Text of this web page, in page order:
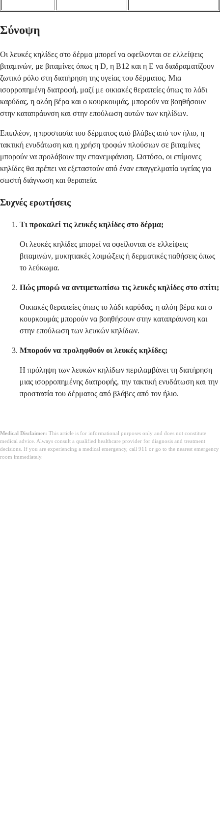
Σύνοψη
Οι λευκές κηλίδες στο δέρμα μπορεί να οφείλονται σε ελλείψεις
βιταμινών, με βιταμίνες όπως η D, η Β12 και η Ε να διαδραματίζουν
ζωτικό ρόλο στη διατήρηση της υγείας του δέρματος. Μια
ισορροπημένη διατροφή, μαζί με οικιακές θεραπείες όπως το λάδι
καρύδας, η αλόη βέρα και ο κουρκουμάς, μπορούν να βοηθήσουν
στην καταπράυνση και στην επούλωση αυτών των κηλίδων.
Επιπλέον, η προστασία του δέρματος από βλάβες από τον ήλιο, η
τακτική ενυδάτωση και η χρήση τροφών πλούσιων σε βιταμίνες
μπορούν να προλάβουν την επανεμφάνιση. Ωστόσο, οι επίμονες
κηλίδες θα πρέπει να εξεταστούν από έναν επαγγελματία υγείας για
σωστή διάγνωση και θεραπεία.
Συχνές ερωτήσεις
Τι προκαλεί τις λευκές κηλίδες στο δέρμα;
Οι λευκές κηλίδες μπορεί να οφείλονται σε ελλείψεις
βιταμινών, μυκητιακές λοιμώξεις ή δερματικές παθήσεις όπως
το λεύκωμα.
Πώς μπορώ να αντιμετωπίσω τις λευκές κηλίδες στο σπίτι;
Οικιακές θεραπείες όπως το λάδι καρύδας, η αλόη βέρα και ο
κουρκουμάς μπορούν να βοηθήσουν στην καταπράυνση και
στην επούλωση των λευκών κηλίδων.
Μπορούν να προληφθούν οι λευκές κηλίδες;
Η πρόληψη των λευκών κηλίδων περιλαμβάνει τη διατήρηση
μιας ισορροπημένης διατροφής, την τακτική ενυδάτωση και την
προστασία του δέρματος από βλάβες από τον ήλιο.
Medical Disclaimer: This article is for informational purposes only and does not constitute
medical advice. Always consult a qualified healthcare provider for diagnosis and treatment
decisions. If you are experiencing a medical emergency, call 911 or go to the nearest emergency
room immediately.